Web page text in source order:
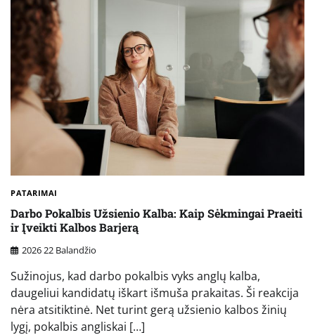
PATARIMAI
Darbo Pokalbis Užsienio Kalba: Kaip Sėkmingai Praeiti
ir Įveikti Kalbos Barjerą
2026 22 Balandžio
Sužinojus, kad darbo pokalbis vyks anglų kalba,
daugeliui kandidatų iškart išmuša prakaitas. Ši reakcija
nėra atsitiktinė. Net turint gerą užsienio kalbos žinių
lygį, pokalbis angliskai […]